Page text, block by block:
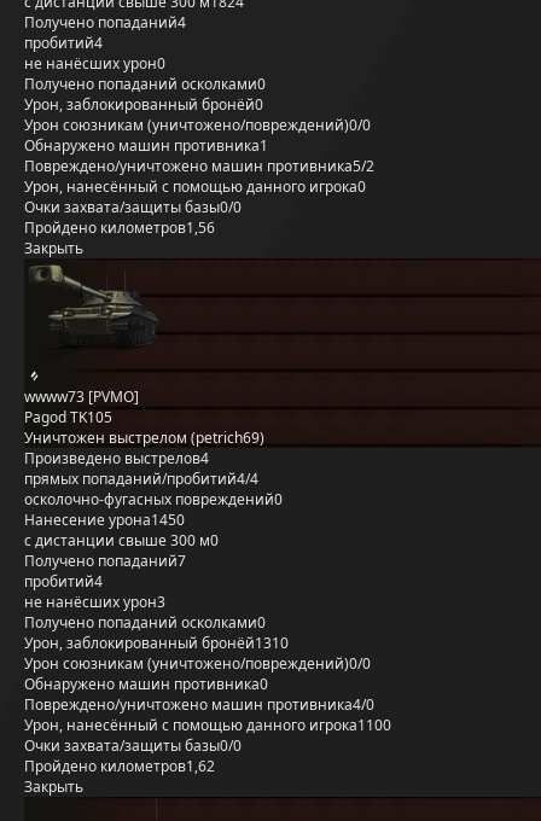
Получено попаданий4
пробитий4
не нанёсших урон0
Получено попаданий осколками0
Урон, заблокированный бронёй0
Урон союзникам (уничтожено/повреждений)0/0
Обнаружено машин противника1
Повреждено/уничтожено машин противника5/2
Урон, нанесённый с помощью данного игрока0
Очки захвата/защиты базы0/0
Пройдено километров1,56
Закрыть
wwww73 [PVMO]
Pagod TK105
Уничтожен выстрелом (petrich69)
Произведено выстрелов4
прямых попаданий/пробитий4/4
осколочно-фугасных повреждений0
Нанесение урона1450
с дистанции свыше 300 м0
Получено попаданий7
пробитий4
не нанёсших урон3
Получено попаданий осколками0
Урон, заблокированный бронёй1310
Урон союзникам (уничтожено/повреждений)0/0
Обнаружено машин противника0
Повреждено/уничтожено машин противника4/0
Урон, нанесённый с помощью данного игрока1100
Очки захвата/защиты базы0/0
Пройдено километров1,62
Закрыть